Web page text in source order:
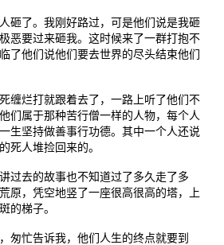
砸了。我刚好路过，可是他们说是我砸
恶要过来砸我。这时候来了一群打抱不
了他们说他们要去世界的尽头结束他们
缠烂打就跟着去了，一路上听了他们不
们属于那种苦行僧一样的人物，每个人
生坚持做善事行功德。其中一个人还说
死人堆捡回来的。
过去的故事也不知道过了多久走了多
原，凭空地竖了一座很高很高的塔，上
的梯子。
匆忙告诉我，他们人生的终点就要到